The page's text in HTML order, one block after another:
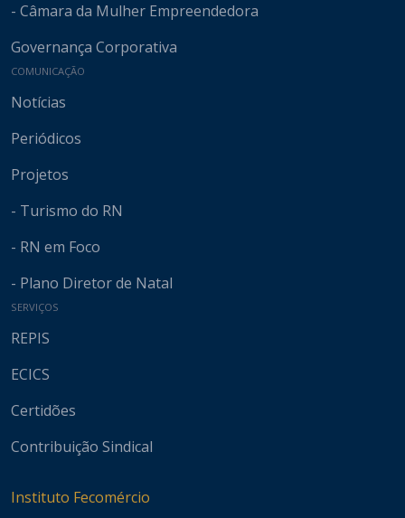
- Câmara da Mulher Empreendedora
Governança Corporativa
COMUNICAÇÃO
Notícias
Periódicos
Projetos
- Turismo do RN
- RN em Foco
- Plano Diretor de Natal
SERVIÇOS
REPIS
ECICS
Certidões
Contribuição Sindical
Instituto Fecomércio